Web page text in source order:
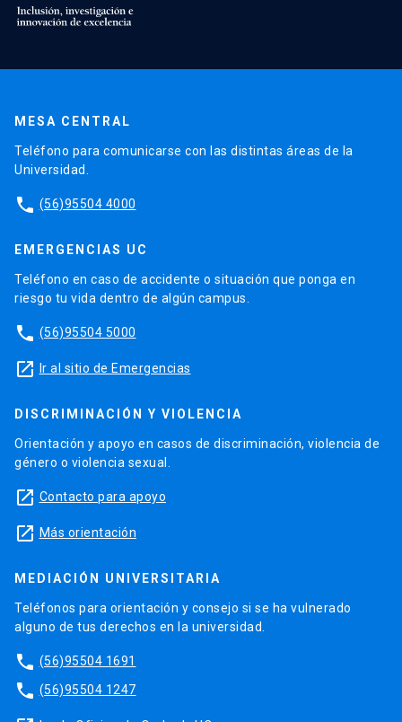
MESA CENTRAL
Teléfono para comunicarse con las distintas áreas de la
Universidad.
phone (56)95504 4000
EMERGENCIAS UC
Teléfono en caso de accidente o situación que ponga en
riesgo tu vida dentro de algún campus.
phone (56)95504 5000
launch Ir al sitio de Emergencias
DISCRIMINACIÓN Y VIOLENCIA
Orientación y apoyo en casos de discriminación, violencia de
género o violencia sexual.
launch Contacto para apoyo
launch Más orientación
MEDIACIÓN UNIVERSITARIA
Teléfonos para orientación y consejo si se ha vulnerado
alguno de tus derechos en la universidad.
phone (56)95504 1691
phone (56)95504 1247